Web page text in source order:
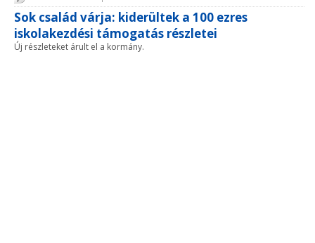
Sok család várja: kiderültek a 100 ezres
iskolakezdési támogatás részletei
Új részleteket árult el a kormány.